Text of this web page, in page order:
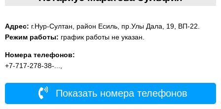
Адрес: г.Нур-Султан, район Есиль, пр.Улы Дала, 19, ВП-22.
Режим работы: график работы не указан.
Номера телефонов:
+7-717-278-38-...,
Показать номера телефонов